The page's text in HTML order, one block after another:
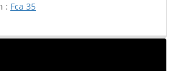
: Fca 35